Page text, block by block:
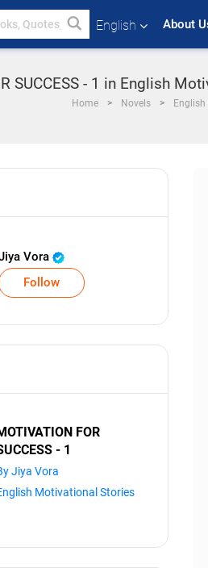
English About
SUCCESS - 1 in English
Home Novels
Vora
Follow
FOR
- 1
Jiya Vora
Motivational Stories